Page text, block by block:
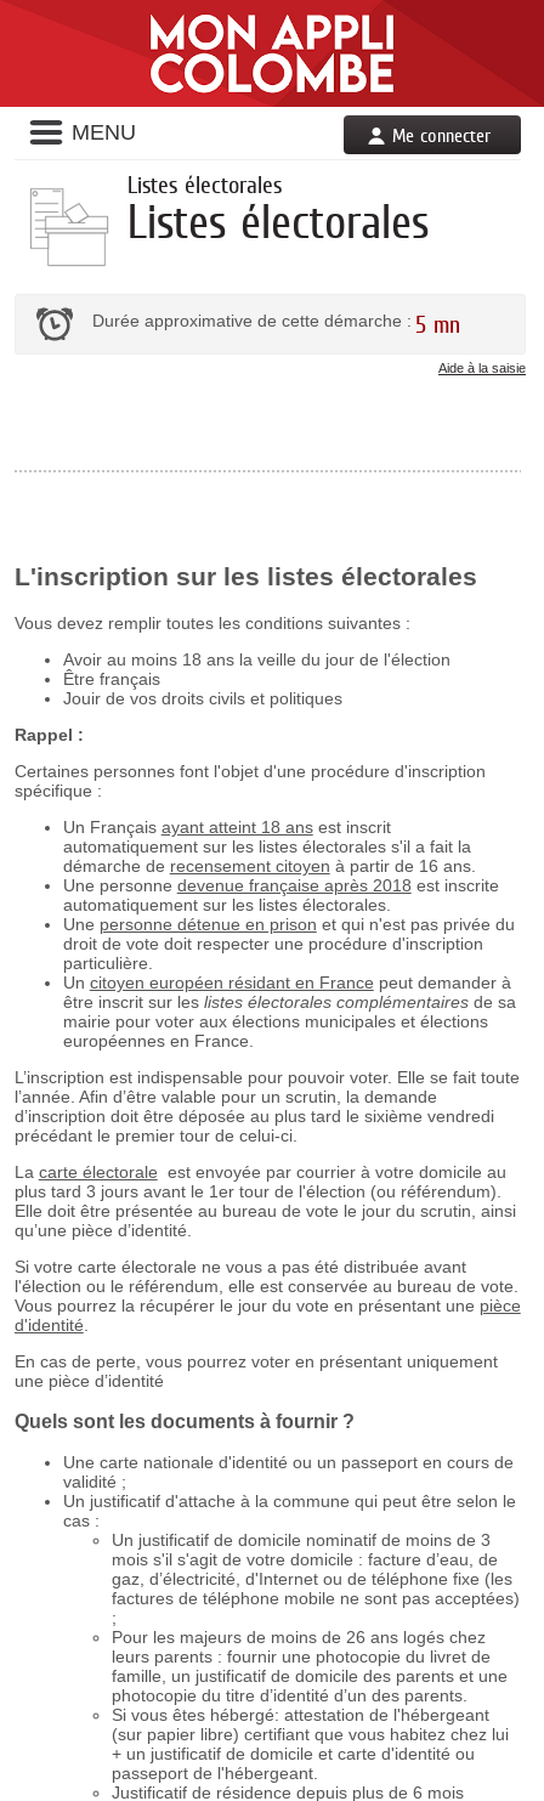
Liste
des
MENU Me connecter
Listes électorales
Listes électorales
Durée approximative de cette démarche : 5 mn
Aide à la saisie